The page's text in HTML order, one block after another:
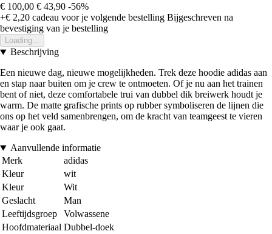
€ 100,00 € 43,90 -56%
+€ 2,20 cadeau voor je volgende bestelling Bijgeschreven na
bevestiging van je bestelling
Loading...
Beschrijving
Een nieuwe dag, nieuwe mogelijkheden. Trek deze hoodie adidas aan
en stap naar buiten om je crew te ontmoeten. Of je nu aan het trainen
bent of niet, deze comfortabele trui van dubbel dik breiwerk houdt je
warm. De matte grafische prints op rubber symboliseren de lijnen die
ons op het veld samenbrengen, om de kracht van teamgeest te vieren
waar je ook gaat.
Aanvullende informatie
Merk
adidas
Kleur
wit
Kleur
Wit
Geslacht
Man
Leeftijdsgroep
Volwassene
Hoofdmateriaal Dubbel-doek